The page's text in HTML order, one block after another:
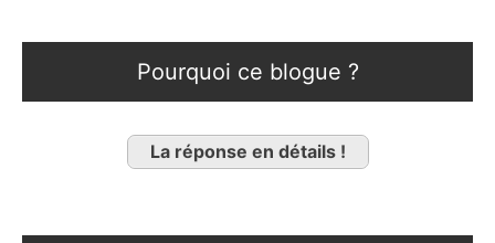
Pourquoi ce blogue ?
La réponse en détails !